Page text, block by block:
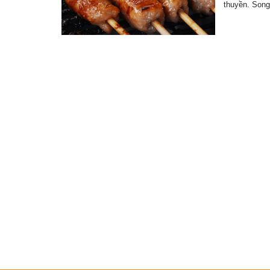
thuyền.